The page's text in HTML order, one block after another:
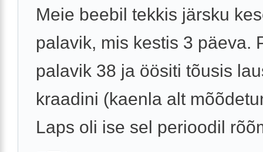
Meie beebil tekkis järsku
palavik, mis kestis 3 päeva.
palavik 38 ja öösiti tõusis
kraadini (kaenla alt
Laps oli ise sel perioodil